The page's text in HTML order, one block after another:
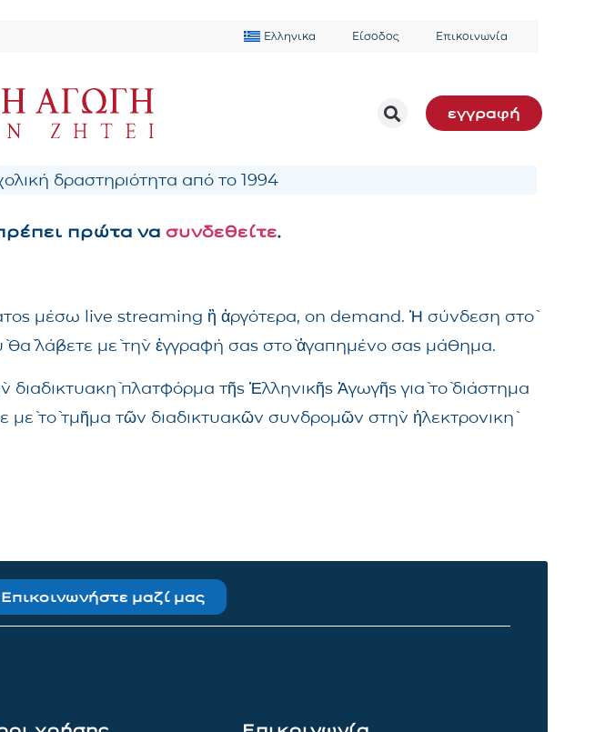
Ελληνικα Είσοδος Επικοινωνία
εγγραφή
δραστηριότητα από το 1994
πρώτα να συνδεθείτε.
μέσω live streaming ἢ ἀργότερα, on demand. Ἡ σύνδεση στὸ
θὰ λάβετε μὲ τὴν ἐγγραφή σας στὸ ἀγαπημένο σας μάθημα.
πλατφόρμα τῆς Ἑλληνικῆς Ἀγωγῆς γιὰ τὸ διάστημα
μὲ τὸ τμῆμα τῶν διαδικτυακῶν συνδρομῶν στὴν ἠλεκτρονικὴ
Επικοινωνήστε μαζί μας